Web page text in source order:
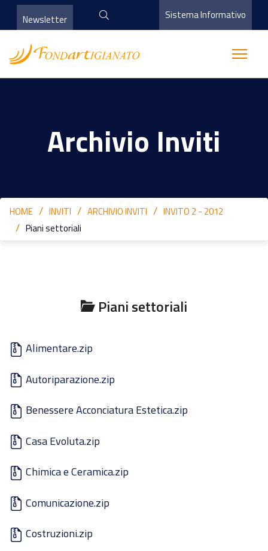
Newsletter Sistema Informativo
Archivio Inviti
HOME INVITI ARCHIVIO INVITI
INVITO 2 - 2012
Piani settoriali
Piani settoriali
Alimentare.zip
Autoriparazione.zip
Benessere Acconciatura Estetica.zip
Casa Evoluta.zip
Chimica e Ceramica.zip
Comunicazione.zip
Costruzioni.zip